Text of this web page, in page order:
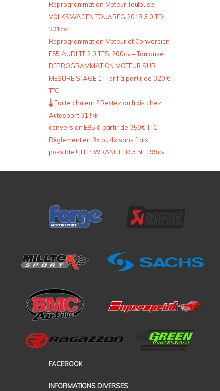
Reprogrammation Moteur Toulouse
VOLKSWAGEN TOUAREG 2019 3.0 TDI
231cv
Reprogrammation Moteur et Conversion
E85 AUDI TT 2.0 TFSI 200cv – Toulouse
REPROGRAMMATION MOTEUR SUR
MESURE STAGE 1 : Tarif à partir de 320 €
TTC
🌡️ Forte chaleur ? Restez au frais chez
Autosport 31 ! ❄️
conversion E85 à partir de 350€ TTC
Règlement en 3x ou 4x sans frais
possible ! JEEP WRANGLER 3.8L 199cv
FACEBOOK
INFORMATIONS DIVERSES